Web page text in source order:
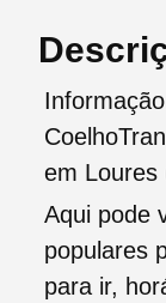
em Loures
Aqui pode
populares
para ir,